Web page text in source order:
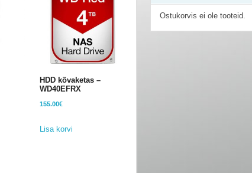
HDD kõvaketas –
WD40EFRX
155.00€
Lisa korvi
Ostukorvis ei ole tooteid.